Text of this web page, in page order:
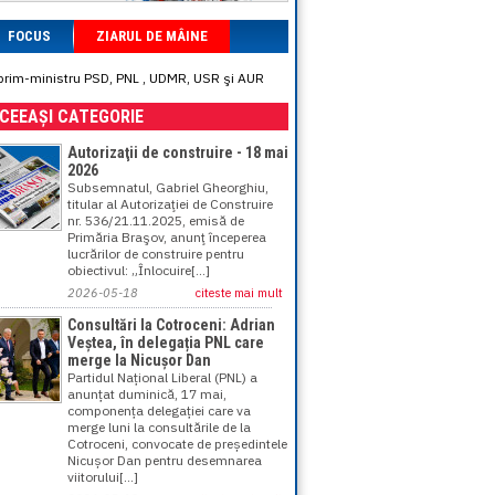
FOCUS ZIARUL DE MÂINE
ministru PSD, PNL , UDMR, USR şi AUR
CATEGORIE
Autorizaţii de construire - 18 mai
2026
Subsemnatul, Gabriel Gheorghiu,
titular al Autorizaţiei de Construire
nr. 536/21.11.2025, emisă de
Primăria Braşov, anunţ începerea
lucrărilor de construire pentru
obiectivul: „Înlocuire[...]
2026-05-18 citeste mai mult
Consultări la Cotroceni: Adrian
Veștea, în delegația PNL care
merge la Nicușor Dan
Partidul Național Liberal (PNL) a
anunțat duminică, 17 mai,
componența delegației care va
merge luni la consultările de la
Cotroceni, convocate de președintele
Nicușor Dan pentru desemnarea
viitorului[...]